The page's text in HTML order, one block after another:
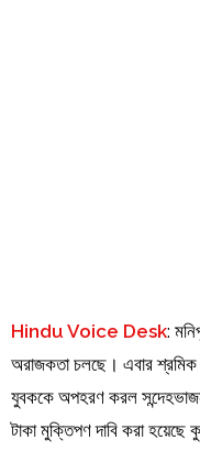
Hindu Voice Desk:
অরাজকতা চলছে। এবার শ্রমিক
যুবককে অপহরণ করল
টাকা মুক্তিপণ দাবি করা হয়েছে